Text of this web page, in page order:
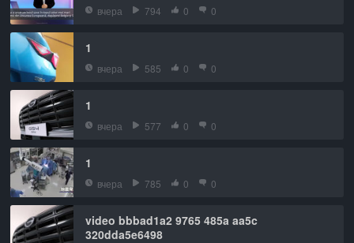
вчера 794 0 0
1
вчера 585 0 0
1
вчера 577 0 0
1
вчера 785 0 0
video bbbad1a2 9765 485a aa5c
320dda5e6498